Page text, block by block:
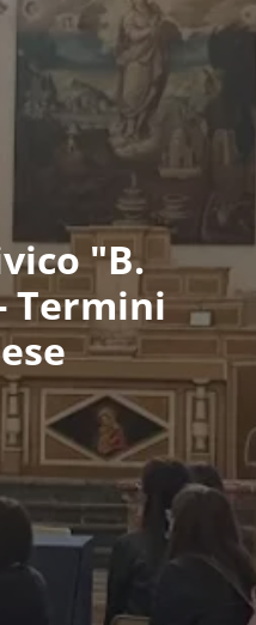
"B.
Termini